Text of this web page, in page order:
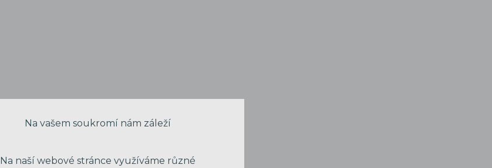
Na vašem soukromí nám záleží
Na naší webové stránce využíváme různé